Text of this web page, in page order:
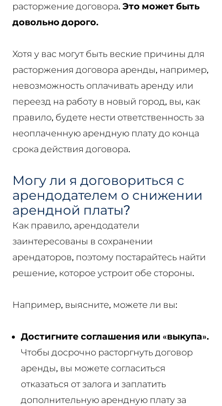
расторжение договора. Это может быть
довольно дорого.
Хотя у вас могут быть веские причины для
расторжения договора аренды, например,
невозможность оплачивать аренду или
переезд на работу в новый город, вы, как
правило, будете нести ответственность за
неоплаченную арендную плату до конца
срока действия договора.
Могу ли я договориться с
арендодателем о снижении
арендной платы?
Как правило, арендодатели
заинтересованы в сохранении
арендаторов, поэтому постарайтесь найти
решение, которое устроит обе стороны.
Например, выясните, можете ли вы:
Достигните соглашения или «выкупа».
Чтобы досрочно расторгнуть договор
аренды, вы можете согласиться
отказаться от залога и заплатить
дополнительную арендную плату за